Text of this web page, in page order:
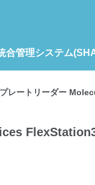
合管理システム
レートリーダー